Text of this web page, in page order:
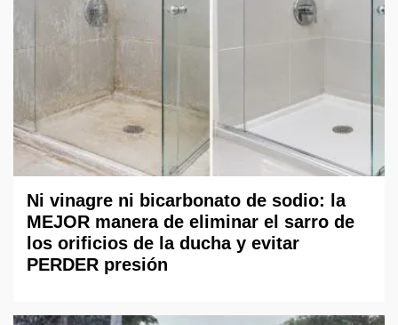
Ni vinagre ni bicarbonato de sodio: la
MEJOR manera de eliminar el sarro de
los orificios de la ducha y evitar
PERDER presión